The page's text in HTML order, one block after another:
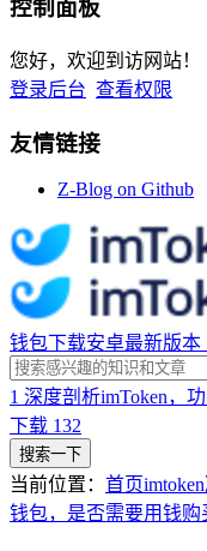
控制面板
您好，欢迎到访网站！
登录后台 查看权限
友情链接
Z-Blog on Github
钱包下载安卓最新版本
1 深度剖析imToken，
下载 132
搜索一下
当前位置： 首页
钱包，是否需要用钱购